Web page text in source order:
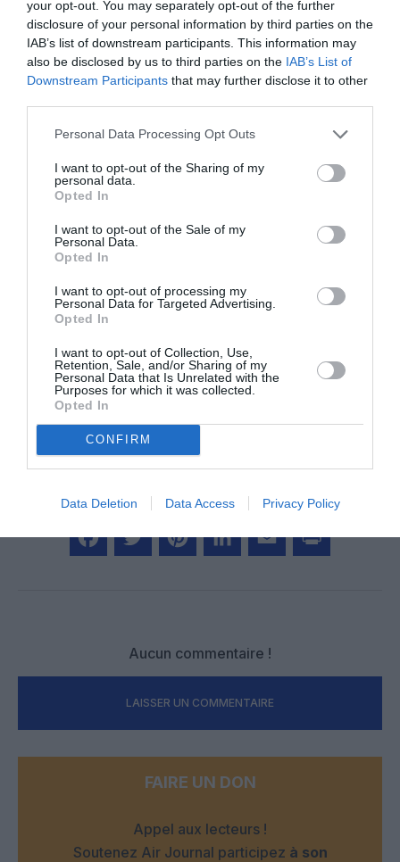
your opt-out. You may separately opt-out of the further
disclosure of your personal information by third parties on the
IAB’s list of downstream participants. This information may
also be disclosed by us to third parties on the IAB’s List of
Downstream Participants that may further disclose it to other
Personal Data Processing Opt Outs
I want to opt-out of the Sharing of my
personal data.
Opted In
I want to opt-out of the Sale of my
Personal Data.
Opted In
I want to opt-out of processing my
Personal Data for Targeted Advertising.
Opted In
I want to opt-out of Collection, Use,
Retention, Sale, and/or Sharing of my
Personal Data that Is Unrelated with the
Purposes for which it was collected.
Opted In
CONFIRM
Data Deletion Data Access Privacy Policy
Conseils supplémentaires:
La meilleure période: Les mois d’octobre à avril sont
les plus agréables.
Les vêtements:Prévoyez des vêtements légers et
couvrants.
La nourriture: Goûtez aux spécialités locales comme le
Envie de personnaliser votre itinéraire ?
N’hésitez pas à
me donner plus d’informations sur vos centres d’intérêt et
Vous avez apprécié l’article ?
Soutenez-nous, faites un don !
NOUS SOUTENIR
PARTAGER L'ARTICLE
Aucun commentaire !
LAISSER UN COMMENTAIRE
FAIRE UN DON
Appel aux lecteurs !
Soutenez Air Journal participez à son